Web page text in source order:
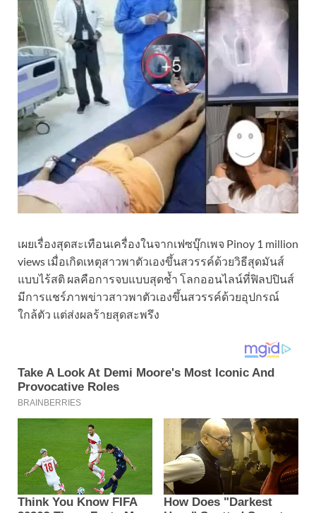
เผยเรื่องสุดสะเทือนเครื่องในจากเฟซบุ๊กเพจ Pinoy 1 million
views เมื่อเกิดเหตุสาวพาตัวเองขึ้นสวรรค์ด้วยวิธีสุดมันส์
แบบไร้สติ ผลคือการจบแบบสุดช้ำ โลกออนไลน์ที่ฟิลปปินส์
มีการแชร์ภาพข่าวสาวพาตัวเองขึ้นสวรรค์ด้วยอุปกรณ์
ใกล้ตัว แต่ส่งผลร้ายสุดสะพรึง